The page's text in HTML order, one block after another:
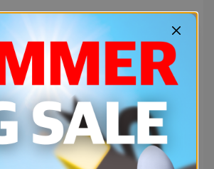
예상치 못한 에러입니다.